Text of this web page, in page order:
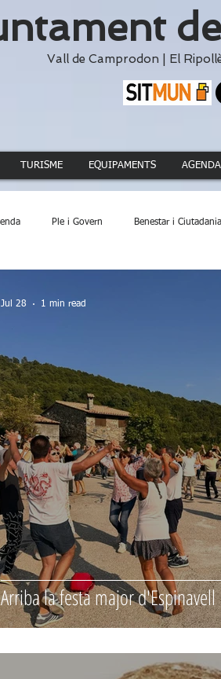
Vall de Camprodon El
TURISME EQUIPAMENTS
Ple i Govern Benestar i Ciutadania
Arriba la festa major d'Espinavell
Jul 28 1 min read